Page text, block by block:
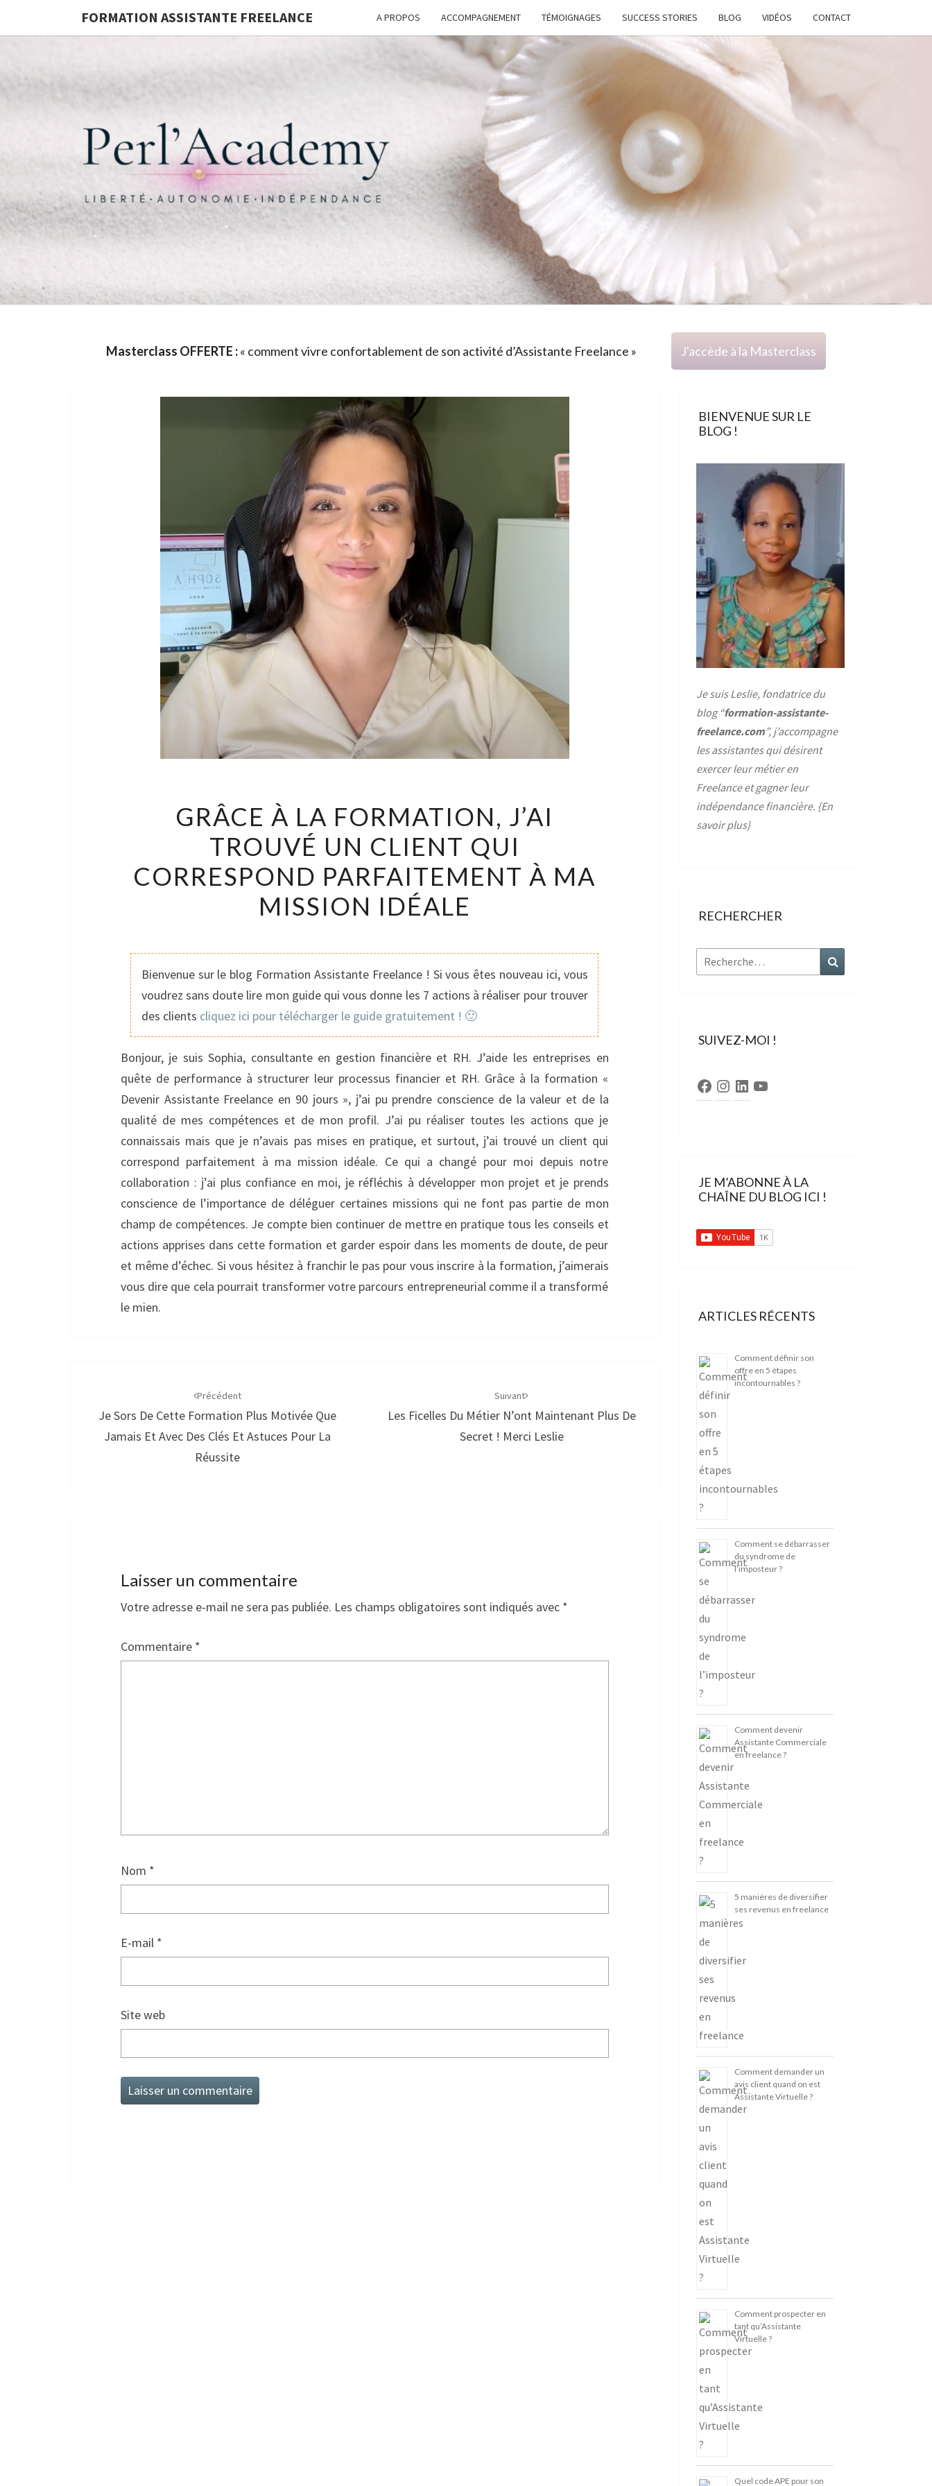
FORMATION ASSISTANTE FREELANCE A PROPOS ACCOMPAGNEMENT TÉMOIGNAGES SUCCESS STORIES BLOG VIDÉOS CONTACT
FORMATION
ASSISTANTE
FREELANCE
G
Masterclass OFFERTE :« comment vivre confortablement de son activité d’Assistante Freelance » J'accède à la Masterclass
À
LA
FORMATION,
J’AI
TROUVÉ
GRÂCE À LA FORMATION, J’AI
TROUVÉ UN CLIENT QUI
CORRESPOND PARFAITEMENT À MA
MISSION IDÉALE
Bienvenue sur le blog Formation Assistante Freelance ! Si vous êtes nouveau ici, vous
voudrez sans doute lire mon guide qui vous donne les 7 actions à réaliser pour trouver
des clients cliquez ici pour télécharger le guide gratuitement ! 🙂
Bonjour, je suis Sophia, consultante en gestion financière et RH. J’aide les entreprises en
quête de performance à structurer leur processus financier et RH. Grâce à la formation «
Devenir Assistante Freelance en 90 jours », j’ai pu prendre conscience de la valeur et de la
qualité de mes compétences et de mon profil. J’ai pu réaliser toutes les actions que je
connaissais mais que je n’avais pas mises en pratique, et surtout, j’ai trouvé un client qui
correspond parfaitement à ma mission idéale. Ce qui a changé pour moi depuis notre
collaboration : j’ai plus confiance en moi, je réfléchis à développer mon projet et je prends
conscience de l’importance de déléguer certaines missions qui ne font pas partie de mon
champ de compétences. Je compte bien continuer de mettre en pratique tous les conseils et
actions apprises dans cette formation et garder espoir dans les moments de doute, de peur
et même d’échec. Si vous hésitez à franchir le pas pour vous inscrire à la formation, j’aimerais
vous dire que cela pourrait transformer votre parcours entrepreneurial comme il a transformé
le mien.
Précédent
Je Sors De Cette Formation Plus Motivée Que
Jamais Et Avec Des Clés Et Astuces Pour La
Réussite
Suivant
Les Ficelles Du Métier N’ont Maintenant Plus De
Secret ! Merci Leslie
Laisser un commentaire
Votre adresse e-mail ne sera pas publiée. Les champs obligatoires sont indiqués avec *
Commentaire *
Nom *
E-mail *
Site web
BIENVENUE SUR LE
BLOG !
Je suis Leslie, fondatrice du
blog “formation-assistante-
freelance.com”, j’accompagne
les assistantes qui désirent
exercer leur métier en
Freelance et gagner leur
indépendance financière. {En
savoir plus}
RECHERCHER
Rechercher :
SUIVEZ-MOI !
Facebook
Instagram
LinkedInYouTube
JE M’ABONNE À LA
CHAÎNE DU BLOG ICI !
ARTICLES RÉCENTS
Comment définir son
offre en 5 étapes
incontournables ?
Comment se débarrasser
du syndrome de
l’imposteur ?
Comment devenir
Assistante Commerciale
en freelance ?
5 manières de diversifier
ses revenus en freelance
Comment demander un
avis client quand on est
Assistante Virtuelle ?
Comment prospecter en
tant qu’Assistante
Virtuelle ?
Quel code APE pour son